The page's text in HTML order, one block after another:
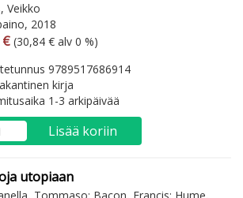
Veikko
2018
hinta
€ Arvonlisäveroton hinta
(30,84 € alv 0 %)
9789517686914
kirja
1-3 arkipäivää
Lisää koriin
utopiaan